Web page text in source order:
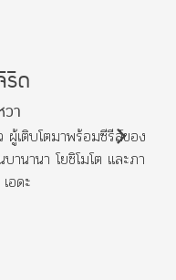
ริด
า
ผู้เติบโตมาพร้อมซีรีส์ของคุณ
นานา โยชิโมโต และภาพย
เอดะ